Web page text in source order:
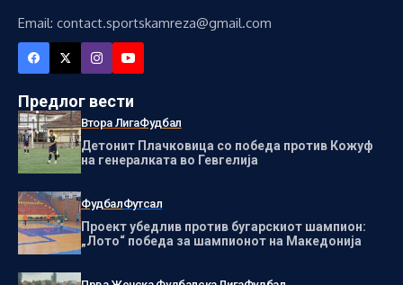
Email: contact.sportskamreza@gmail.com
Предлог вести
Втора ЛигаФудбал
Детонит Плачковица со победа против Кожуф
на генералката во Гевгелија
ФудбалФутсал
Проект убедлив против бугарскиот шампион:
„Лото“ победа за шампионот на Македонија